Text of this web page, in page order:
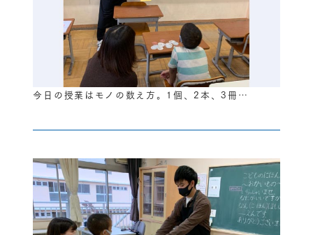
今日の授業はモノの数え方。1個、2本、3冊…